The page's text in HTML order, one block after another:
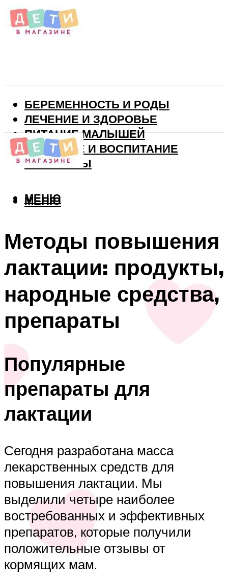
БЕРЕМЕННОСТЬ И РОДЫ
ЛЕЧЕНИЕ И ЗДОРОВЬЕ
ПИТАНИЕ МАЛЫШЕЙ
РАЗВИТИЕ И ВОСПИТАНИЕ
ВИТАМИНЫ
МЕНЮ
МЕНЮ
Методы повышения
лактации: продукты,
народные средства,
препараты
Популярные
препараты для
лактации
Сегодня разработана масса
лекарственных средств для
повышения лактации. Мы
выделили четыре наиболее
востребованных и эффективных
препаратов, которые получили
положительные отзывы от
кормящих мам.